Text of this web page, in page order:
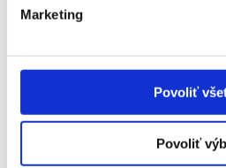
Marketing
Povoliť
Povoliť